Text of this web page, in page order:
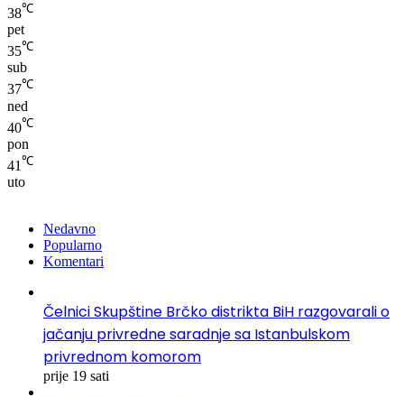
38℃
pet
35℃
sub
37℃
ned
40℃
pon
41 ℃
uto
Nedavno
Popularno
Komentari
Čelnici Skupštine Brčko distrikta BiH razgovarali o
jačanju privredne saradnje sa Istanbulskom
privrednom komorom
prije 19 sati